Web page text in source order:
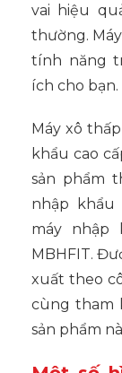
vai hiệu
thường.
tính năng
ích cho bạn.
Máy xô
khẩu cao
sản phẩm
nhập khẩu
máy nhập
MBHFIT.
xuất theo
cùng tham
sản phẩm